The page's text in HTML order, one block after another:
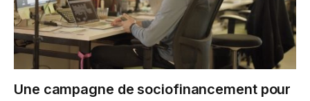
Une campagne de sociofinancement pour